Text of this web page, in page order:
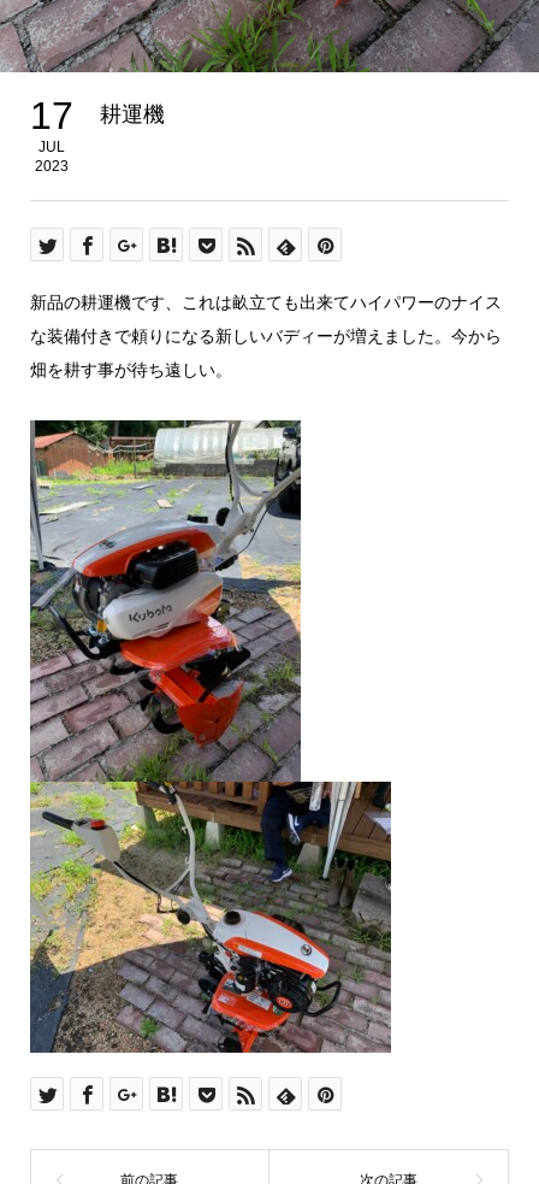
17
JUL
2023
耕運機
新品の耕運機です、これは畝立ても出来てハイパワーのナイス
な装備付きで頼りになる新しいバディーが増えました。今から
畑を耕す事が待ち遠しい。